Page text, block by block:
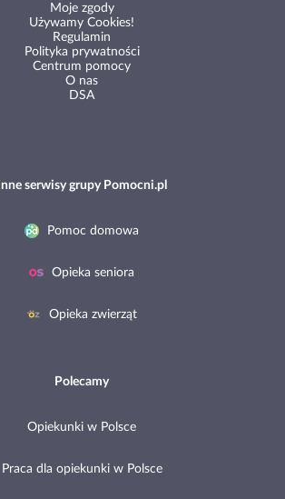
Moje zgody
Używamy Cookies!
Regulamin
Polityka prywatności
Centrum pomocy
O nas
DSA
Inne serwisy grupy Pomocni.pl
Pomoc domowa
Opieka seniora
Opieka zwierząt
Polecamy
Opiekunki w Polsce
Praca dla opiekunki w Polsce